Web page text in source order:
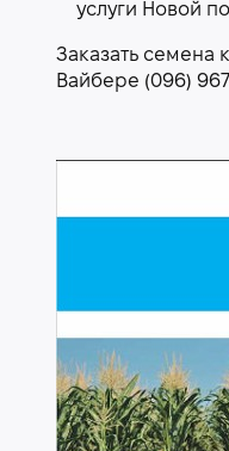
услуги Новой
Заказать семена
Вайбере (096)